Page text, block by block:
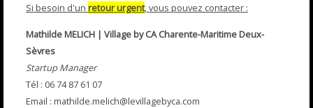
Si besoin d'un retour urgent, vous pouvez contacter :
Mathilde MELICH | Village by CA Charente-Maritime Deux-
Sèvres
Startup Manager
Tél : 06 74 87 61 07
Email : mathilde.melich@levillagebyca.com